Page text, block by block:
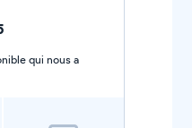
qui nous a